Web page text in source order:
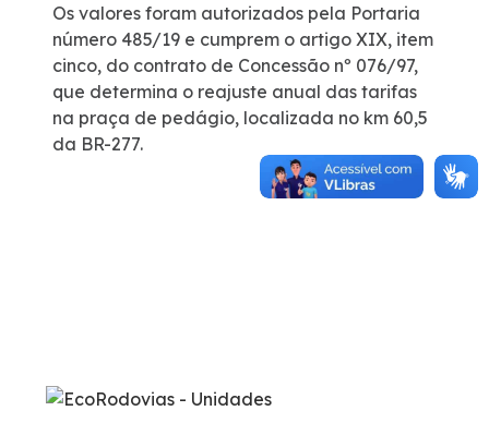
Os valores foram autorizados pela Portaria
número 485/19 e cumprem o artigo XIX, item
cinco, do contrato de Concessão nº 076/97,
que determina o reajuste anual das tarifas
na praça de pedágio, localizada no km 60,5
da BR-277.